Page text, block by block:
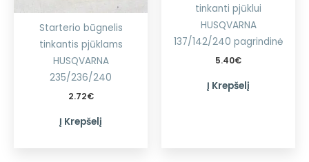
Starterio būgnelis
tinkantis pjūklams
HUSQVARNA
235/236/240
2.72€
Į Krepšelį
tinkanti pjūklui
HUSQVARNA
137/142/240 pagrindinė
5.40€
Į Krepšelį